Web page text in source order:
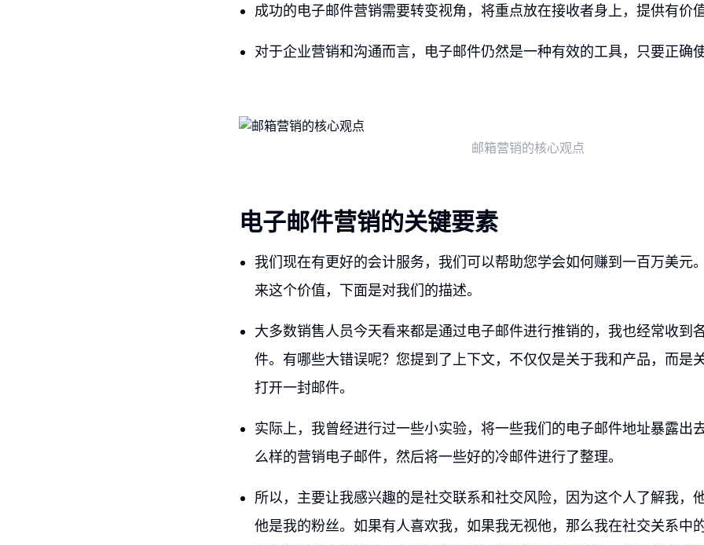
成功的电子邮件营销需要转变视角，将重点放在接收者身上，提供有价
对于企业营销和沟通而言，电子邮件仍然是一种有效的工具，只要正确
邮箱营销的核心观点
电子邮件营销的关键要素
我们现在有更好的会计服务，我们可以帮助您学会如何赚到一百万美元
来这个价值，下面是对我们的描述。
大多数销售人员今天看来都是通过电子邮件进行推销的，我也经常收到
件。有哪些大错误呢？您提到了上下文，不仅仅是关于我和产品，而是
打开一封邮件。
实际上，我曾经进行过一些小实验，将一些我们的电子邮件地址暴露出
么样的营销电子邮件，然后将一些好的冷邮件进行了整理。
所以，主要让我感兴趣的是社交联系和社交风险，因为这个人了解我，
他是我的粉丝。如果有人喜欢我，如果我无视他，那么我在社交关系中